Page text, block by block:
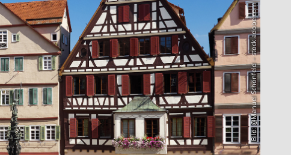
Bild: @Manuel Schönfeld – stock.adobe.com